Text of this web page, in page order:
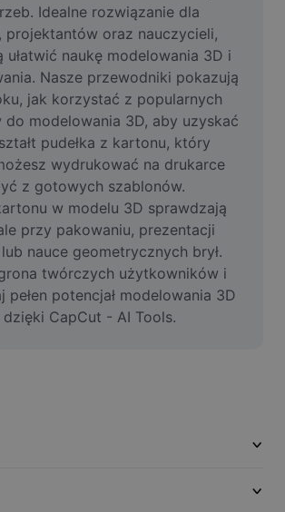
do filmu
Idealne rozwiązanie dla
projektantów oraz nauczycieli,
ułatwić naukę modelowania 3D i
Nasze przewodniki pokazują
jak korzystać z popularnych
do modelowania 3D, aby uzyskać
pudełka z kartonu, który
wydrukować na drukarce
z gotowych szablonów.
w modelu 3D sprawdzają
przy pakowaniu, prezentacji
nauce geometrycznych brył.
twórczych użytkowników i
pełen potencjał modelowania 3D
CapCut - AI Tools.